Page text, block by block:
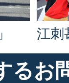
江刺
るお